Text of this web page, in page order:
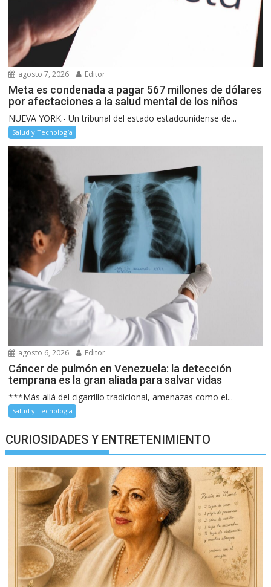
agosto 7, 2026 Editor
Meta es condenada a pagar 567 millones de dólares
por afectaciones a la salud mental de los niños
NUEVA YORK.- Un tribunal del estado estadounidense de...
Salud y Tecnología
agosto 6, 2026 Editor
Cáncer de pulmón en Venezuela: la detección
temprana es la gran aliada para salvar vidas
***Más allá del cigarrillo tradicional, amenazas como el...
Salud y Tecnología
CURIOSIDADES Y ENTRETENIMIENTO